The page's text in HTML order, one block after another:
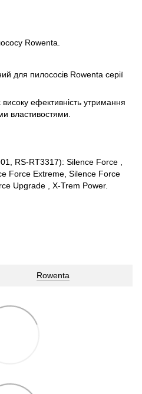
Rowenta.
для пилососів Rowenta серії
високу ефективність утримання
властивостями.
RS-RT3317): Silence Force ,
Force Extreme, Silence Force
Upgrade , X-Trem Power.
Rowenta